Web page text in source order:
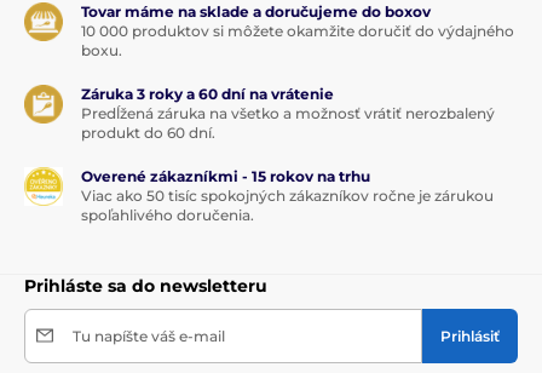
Tovar máme na sklade a doručujeme do boxov
10 000 produktov si môžete okamžite doručiť do výdajného
boxu.
Záruka 3 roky a 60 dní na vrátenie
Predĺžená záruka na všetko a možnosť vrátiť nerozbalený
produkt do 60 dní.
Overené zákazníkmi - 15 rokov na trhu
Viac ako 50 tisíc spokojných zákazníkov ročne je zárukou
spoľahlivého doručenia.
Prihláste sa do newsletteru
Tu napíšte váš e-mail Prihlásiť